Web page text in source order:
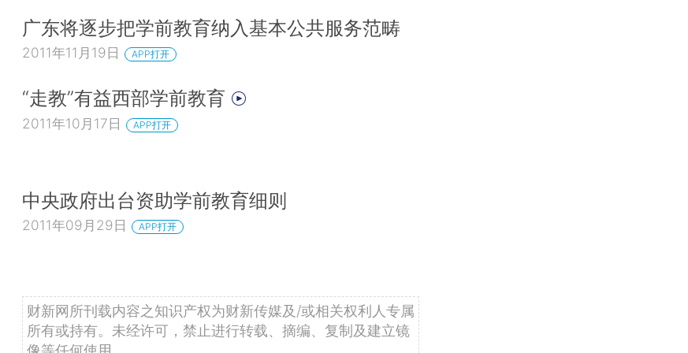
广东将逐步把学前教育纳入基本公共服务范畴
2011年11月19日 APP打开
“走教”有益西部学前教育
2011年10月17日 APP打开
中央政府出台资助学前教育细则
2011年09月29日 APP打开
财新网所刊载内容之知识产权为财新传媒及/或相关权利人专属
所有或持有。未经许可，禁止进行转载、摘编、复制及建立镜